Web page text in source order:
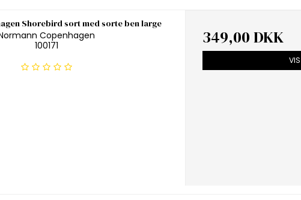
Shorebird sort med sorte ben large
Copenhagen
100171
349,00 DKK